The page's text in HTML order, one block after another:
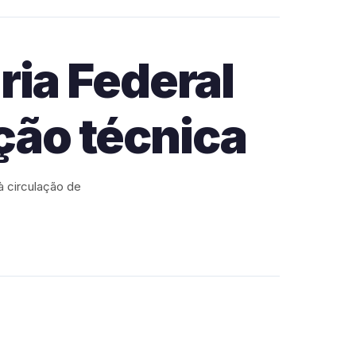
Federal
técnica
circulação de